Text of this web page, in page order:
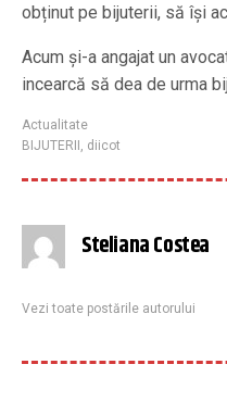
obținut pe bijuterii, să își
Acum și-a angajat un
incearcă să dea de urma
Actualitate
BIJUTERII , diicot
Steliana Costea
Vezi toate postările autorului